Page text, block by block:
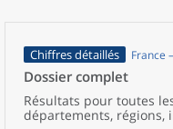
Chiffres détaillés France
Dossier complet
Résultats pour toutes
départements, régions,